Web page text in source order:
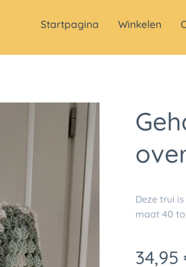
Startpagina Winkelen
Deze trui
maat 40
34,95